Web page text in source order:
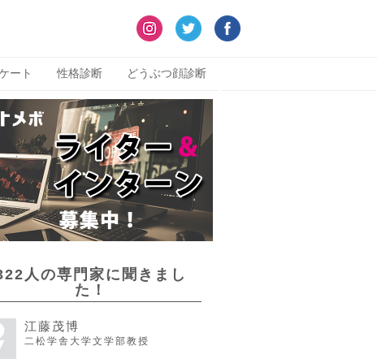
ート 性格診断 どうぶつ顔診断
人の専門家に聞きまし
た！
江藤茂博
二松学舎大学文学部教授